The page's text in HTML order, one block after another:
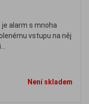
je alarm s mnoha
vstupu na něj
Není skladem